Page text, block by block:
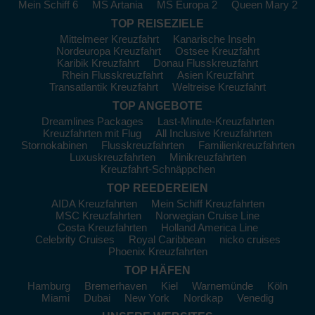
Seabourn:
Mit 6 Schiffen steuert 1 nach Papua-
Seabourn Pursuitbietet luxuriöse Suiten und
einen hervorragenden Service. Abfahrten erfolgen meist von
Darwin oderBroome.
Die besten Häfen in Papua-
Während Ihrer Kreuzfahrt werden Sie in einige der besten
Häfen Albaniens anlegen:
Dieser Hafen ist bekannt für seine einzigartige
Umgebung, die von Vulkanen und massiven Kratern geprägt
ist. Bei einem Besuch können Gäste das Rabaul Volcano
Observatory besuchen oder auf den Mount Tavurvur wandern,
um atemberaubende Ausblicke zu genießen. Die Stadt selbst
bietet spannende Geschichten über den Zweiten Weltkrieg.
Die Hauptstadt von Papua-Neuguinea hat
eine Vielzahl von kulturellen Erlebnissen zu bieten. Besuchen
Sie das National Museum and Art Gallery, um mehr über die
einheimische Kultur zu erfahren. Ein weiterer
empfehlenswerter Ort ist der Port Moresby Nature Park, der
Mein Schiff 6
MS Artania MS Europa 2
Queen Mary 2
TOP REISEZIELE
Mittelmeer Kreuzfahrt
Kanarische Inseln
Nordeuropa Kreuzfahrt
Ostsee Kreuzfahrt
Karibik Kreuzfahrt
Donau Flusskreuzfahrt
Rhein Flusskreuzfahrt
Asien Kreuzfahrt
Transatlantik Kreuzfahrt
Weltreise Kreuzfahrt
TOP ANGEBOTE
Dreamlines Packages
Last-Minute-Kreuzfahrten
Kreuzfahrten mit Flug
All Inclusive Kreuzfahrten
Stornokabinen
Flusskreuzfahrten
Familienkreuzfahrten
Luxuskreuzfahrten
Minikreuzfahrten
Kreuzfahrt-Schnäppchen
TOP REEDEREIEN
AIDA Kreuzfahrten
Mein Schiff Kreuzfahrten
MSC Kreuzfahrten
Norwegian Cruise Line
Costa Kreuzfahrten
Holland America Line
Celebrity Cruises
Royal Caribbean
nicko cruises
Phoenix Kreuzfahrten
TOP HÄFEN
Hamburg
Bremerhaven Kiel Warnemünde
Köln
Miami
Dubai New York Nordkap
Venedig